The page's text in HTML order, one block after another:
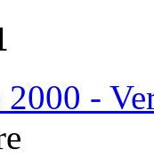
2000 -